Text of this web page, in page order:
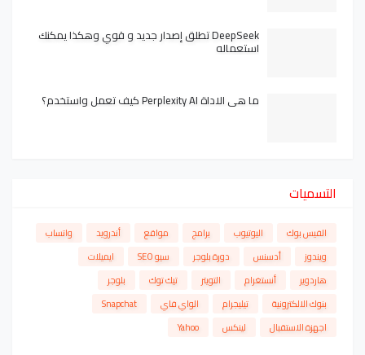
DeepSeek تطلق إصدار جديد و قوي وهكذا يمكنك
استعماله
ما هي الاداة Perplexity AI كيف تعمل واستخدم؟
التسميات
الفيس بوك اليوتيوب برامج مواقع أندرويد
واتساب
ويندوز
أدسنس دورة بلوجر سيو SEO
ايميلات
هاردوير
أنستغرام التويتر تيك توك
بلوجر
بنوك الالكترونية
تيليجرام الواي فاي
Snapchat
اجهزة الاستقبال
لينكس Yahoo